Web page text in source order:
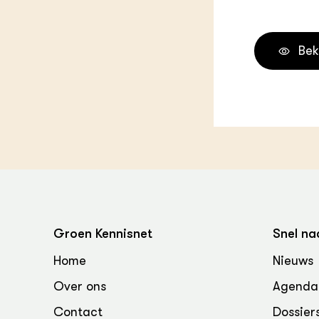
Groen Kennisnet
Home
Over ons
Contact
Snel
Nieuws
Agenda